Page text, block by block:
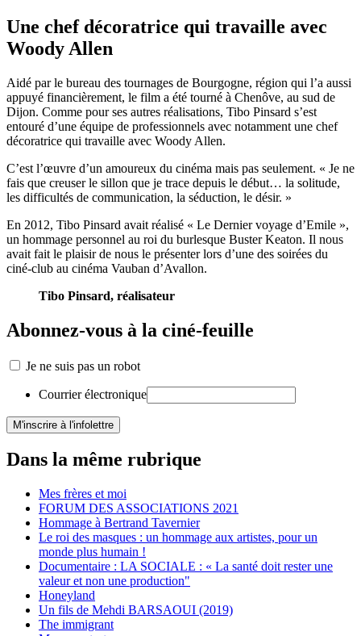
Une chef décoratrice qui travaille avec
Woody Allen
Aidé par le bureau des tournages de Bourgogne, région qui l’a aussi
appuyé financièrement, le film a été tourné à Chenôve, au sud de
Dijon. Comme pour ses autres réalisations, Tibo Pinsard s’est
entouré d’une équipe de professionnels avec notamment une chef
décoratrice qui travaille avec Woody Allen.
C’est l’œuvre d’un amoureux du cinéma mais pas seulement. « Je ne
fais que creuser le sillon que je trace depuis le début… la solitude,
les difficultés de communication, la séduction, le désir. »
En 2012, Tibo Pinsard avait réalisé « Le Dernier voyage d’Emile »,
un hommage personnel au roi du burlesque Buster Keaton. Il nous
avait fait le plaisir de nous le présenter lors d’une des soirées du
ciné-club au cinéma Vauban d’Avallon.
Tibo Pinsard, réalisateur
Abonnez-vous à la ciné-feuille
Je ne suis pas un robot
Courrier électronique
Dans la même rubrique
Mes frères et moi
FORUM DES ASSOCIATIONS 2021
Hommage à Bertrand Tavernier
Le roi des masques : un hommage aux artistes, pour un
monde plus humain !
Documentaire : LA SOCIALE : « La santé doit rester une
valeur et non une production"
Honeyland
Un fils de Mehdi BARSAOUI (2019)
The immigrant